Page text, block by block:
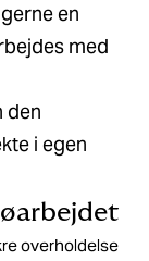
en
med
den
i egen
overholdelse